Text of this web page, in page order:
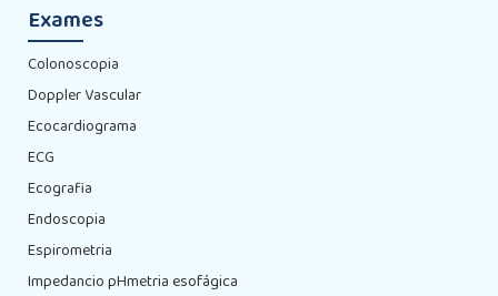
Exames
Colonoscopia
Doppler Vascular
Ecocardiograma
ECG
Ecografia
Endoscopia
Espirometria
Impedancio pHmetria esofágica